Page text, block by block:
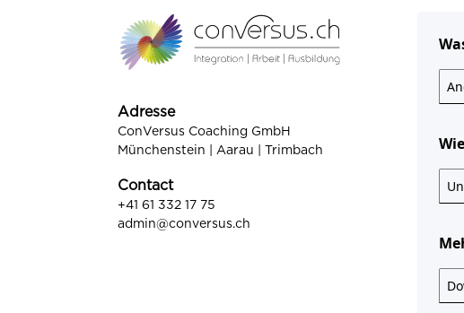
Adresse
ConVersus Coaching GmbH
Münchenstein | Aarau | Trimbach
Contact
+41 61 332 17 75
admin@conversus.ch